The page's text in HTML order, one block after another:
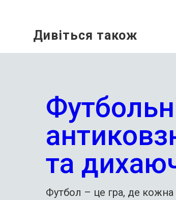
та
Футбол – це гра, де